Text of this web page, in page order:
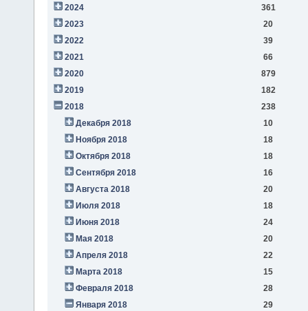
2024
361
2023
20
2022
39
2021
66
2020
879
2019
182
2018
238
Декабря 2018
10
Ноября 2018
18
Октября 2018
18
Сентября 2018
16
Августа 2018
20
Июля 2018
18
Июня 2018
24
Мая 2018
20
Апреля 2018
22
Марта 2018
15
Февраля 2018
28
Января 2018
29